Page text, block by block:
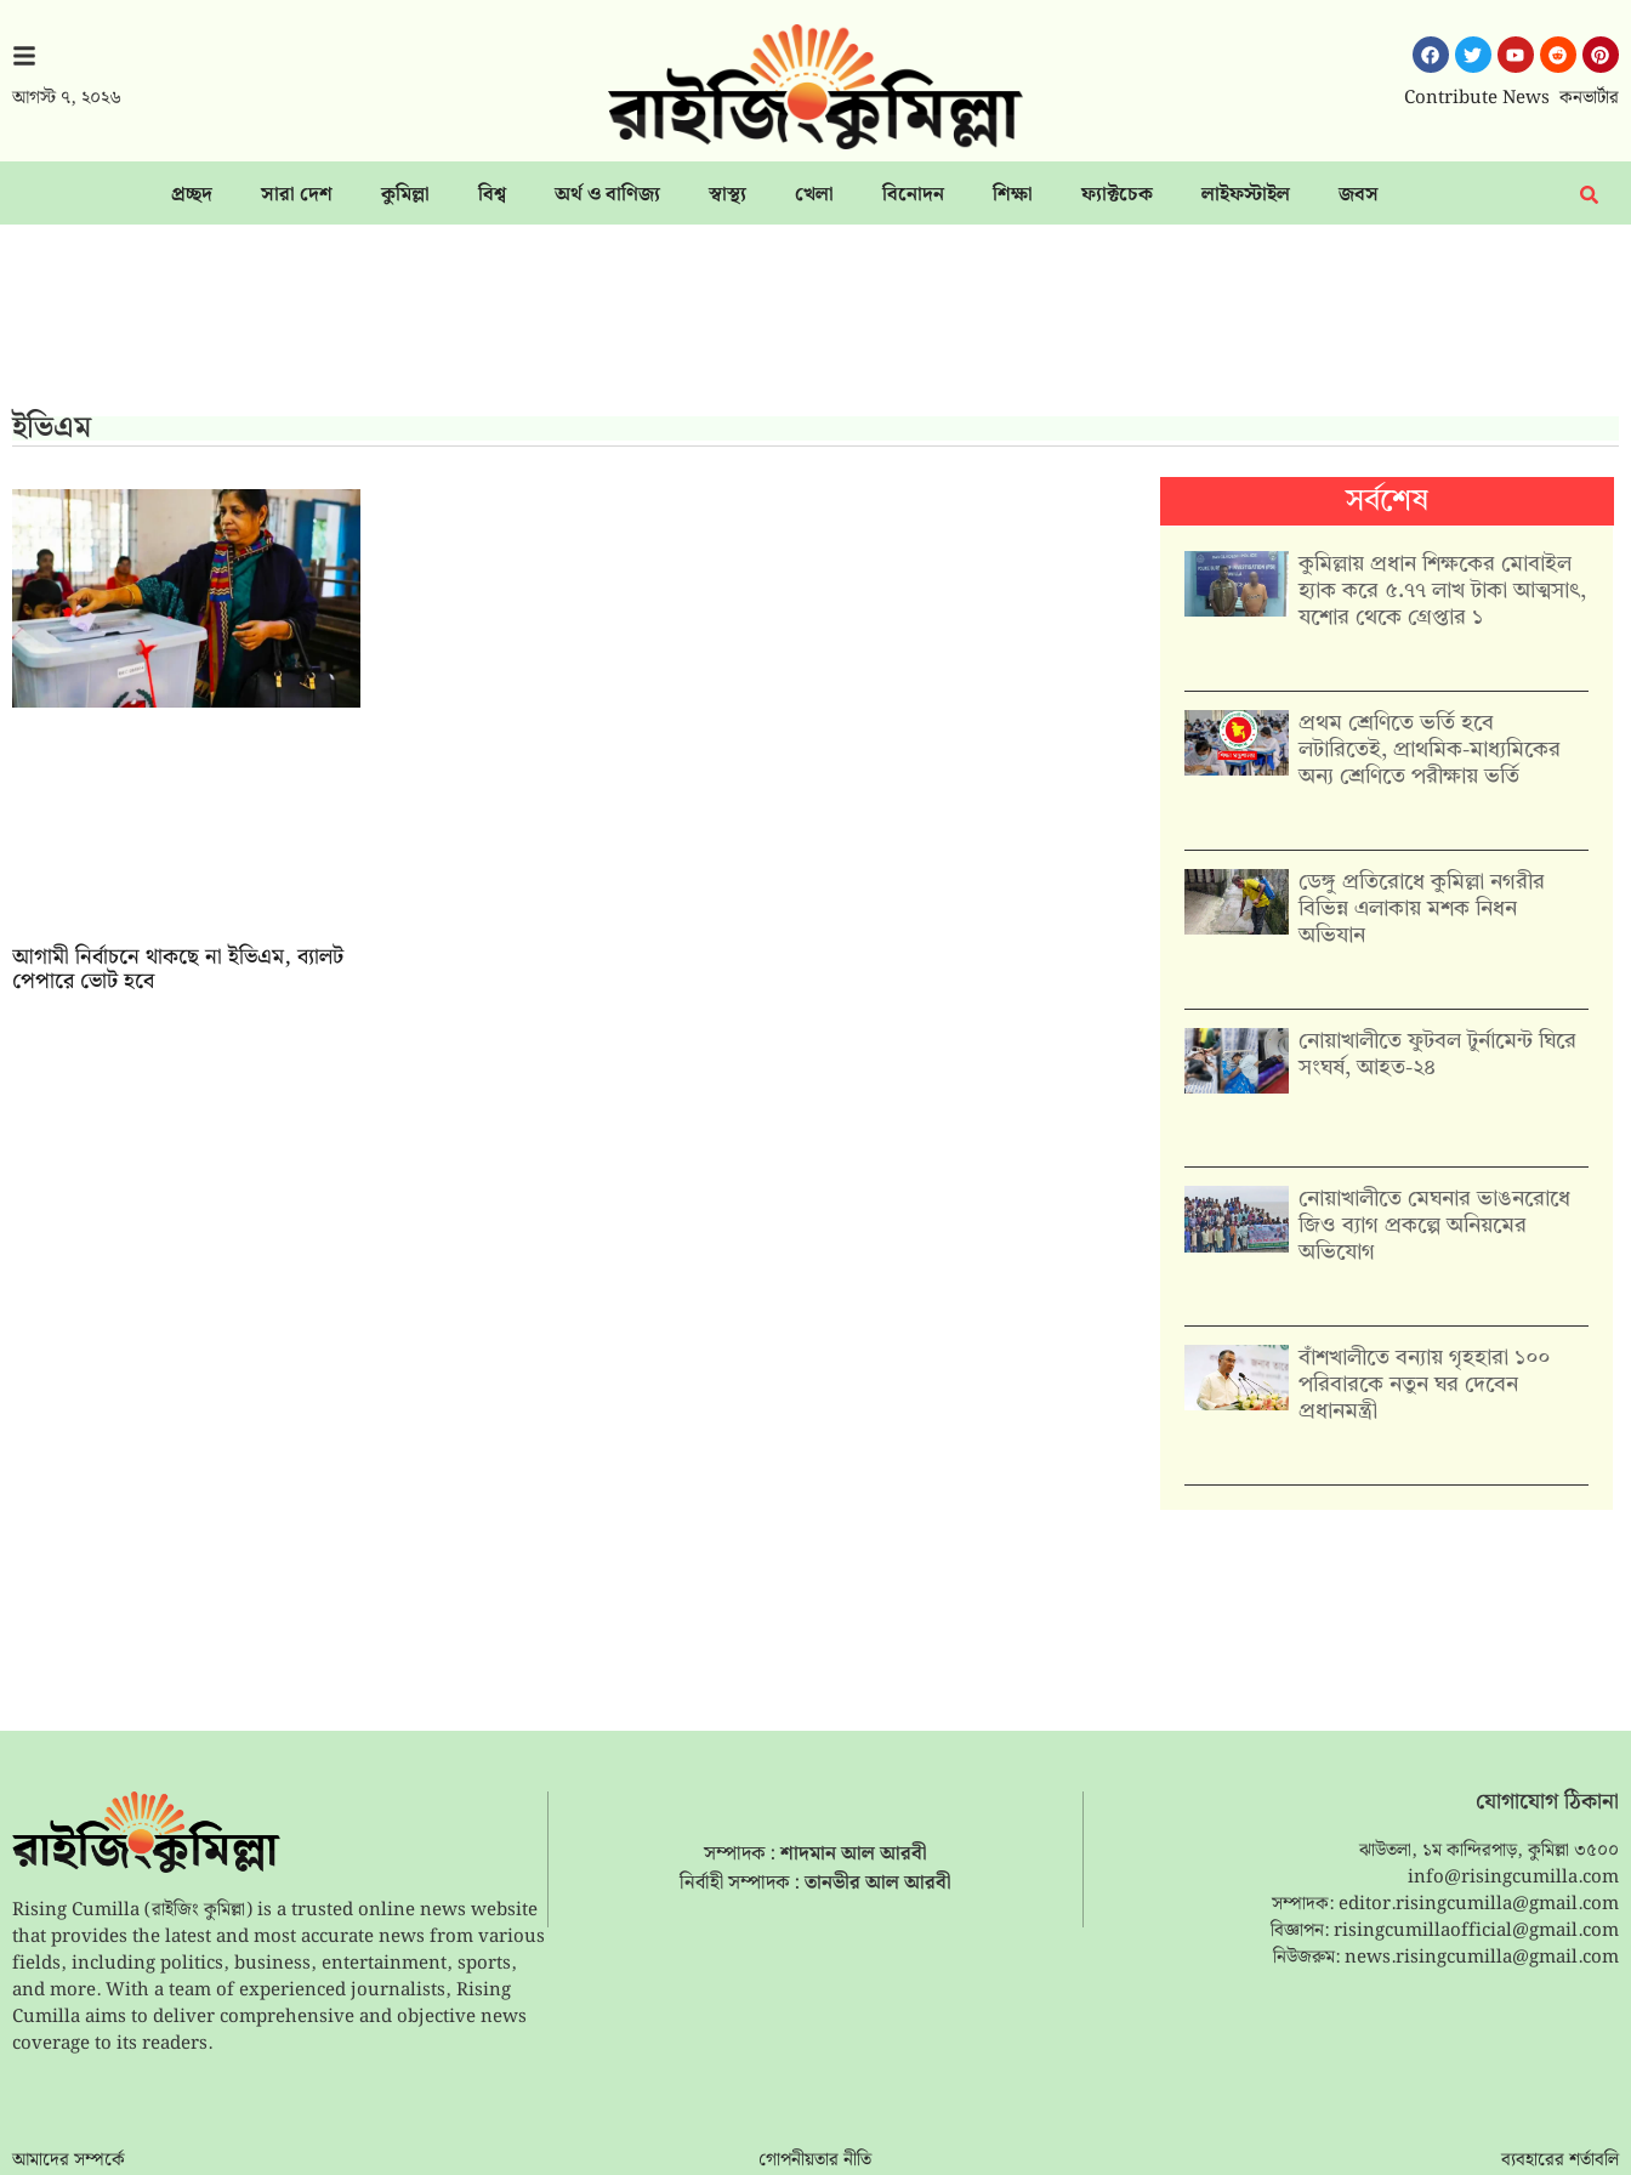
আগস্ট ৭, ২০২৬ Contribute News কনভার্টার
প্রচ্ছদ সারা দেশ কুমিল্লা বিশ্ব অর্থ ও বাণিজ্য স্বাস্থ্য খেলা বিনোদন শিক্ষা ফ্যাক্টচেক লাইফস্টাইল জবস
ইভিএম
আগামী নির্বাচনে থাকছে না ইভিএম, ব্যালট
পেপারে ভোট হবে
সর্বশেষ
কুমিল্লায় প্রধান শিক্ষকের মোবাইল
হ্যাক করে ৫.৭৭ লাখ টাকা আত্মসাৎ,
যশোর থেকে গ্রেপ্তার ১
প্রথম শ্রেণিতে ভর্তি হবে
লটারিতেই, প্রাথমিক-মাধ্যমিকের
অন্য শ্রেণিতে পরীক্ষায় ভর্তি
ডেঙ্গু প্রতিরোধে কুমিল্লা নগরীর
বিভিন্ন এলাকায় মশক নিধন
অভিযান
নোয়াখালীতে ফুটবল টুর্নামেন্ট ঘিরে
সংঘর্ষ, আহত-২৪
নোয়াখালীতে মেঘনার ভাঙনরোধে
জিও ব্যাগ প্রকল্পে অনিয়মের
অভিযোগ
বাঁশখালীতে বন্যায় গৃহহারা ১০০
পরিবারকে নতুন ঘর দেবেন
প্রধানমন্ত্রী
Rising Cumilla (রাইজিং কুমিল্লা) is a trusted online news website
that provides the latest and most accurate news from various
fields, including politics, business, entertainment, sports,
and more. With a team of experienced journalists, Rising
Cumilla aims to deliver comprehensive and objective news
coverage to its readers.
সম্পাদক :শাদমান আল আরবী
নির্বাহী সম্পাদক :তানভীর আল আরবী
যোগাযোগ ঠিকানা
ঝাউতলা, ১ম কান্দিরপাড়, কুমিল্লা ৩৫০০
info@risingcumilla.com
সম্পাদক:editor.risingcumilla@gmail.com
বিজ্ঞাপন:risingcumillaofficial@gmail.com
নিউজরুম:news.risingcumilla@gmail.com
আমাদের সম্পর্কে গোপনীয়তার নীতি ব্যবহারের শর্তাবলি